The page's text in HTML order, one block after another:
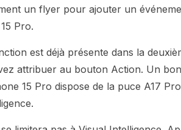
un flyer pour ajouter un
Pro.
est déjà présente dans la
attribuer au bouton Action. Un
15 Pro dispose de la puce A17